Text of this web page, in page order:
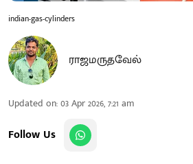
indian-gas-cylinders
ராஜமருதவேல்
Updated on:03 Apr 2026, 7:21 am
Follow Us